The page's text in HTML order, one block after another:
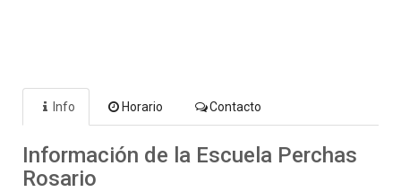
Info Horario Contacto
Información de la Escuela Perchas
Rosario